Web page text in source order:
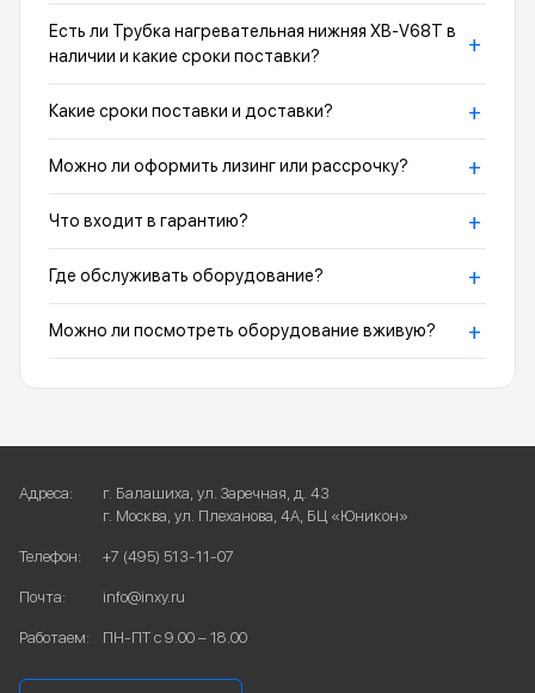
Есть ли Трубка нагревательная нижняя XB-V68T в
наличии и какие сроки поставки?
+
Какие сроки поставки и доставки? +
Можно ли оформить лизинг или рассрочку? +
Что входит в гарантию? +
Где обслуживать оборудование? +
Можно ли посмотреть оборудование вживую? +
Адреса:
г. Балашиха, ул. Заречная, д. 43
г. Москва, ул. Плеханова, 4А, БЦ «Юникон»
Телефон: +7 (495) 513-11-07
Почта: info@inxy.ru
Работаем: ПН-ПТ с 9.00 – 18.00